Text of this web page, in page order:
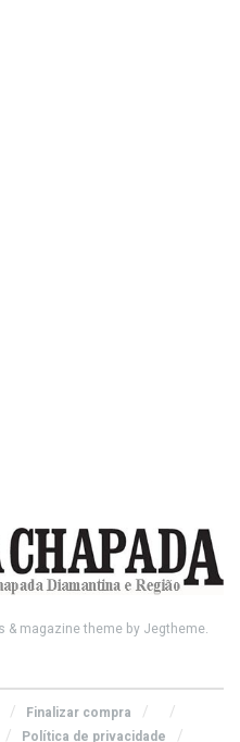
& magazine theme by Jegtheme.
Finalizar compra
Política de privacidade